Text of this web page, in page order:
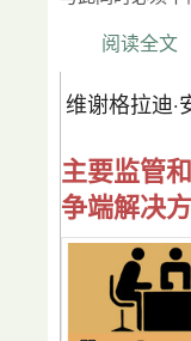
阅读全文
维谢格拉迪·
主要监管
争端解决